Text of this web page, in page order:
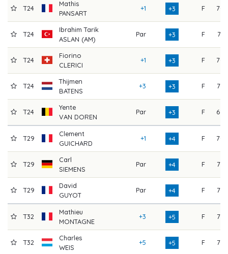
T24
Mathis
PANSART
+1 +3 F 70
T24
Ibrahim Tarik
ASLAN (AM)
Par +3 F 74
T24
Fiorino
CLERICI
+1 +3 F 70
T24
Thijmen
BATENS
+3 +3 F 72
T24
Yente
VAN DOREN
Par +3 F 69
T29
Clement
GUICHARD
+1 +4 F 70
T29
Carl
SIEMENS
Par +4 F 73
T29
David
GUYOT
Par +4 F 73
T32
Mathieu
MONTAGNE
+3 +5 F 75
T32
Charles
WEIS
+5 +5 F 73